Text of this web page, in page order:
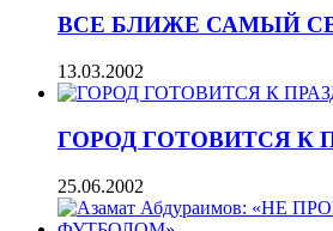
ВСЕ БЛИЖЕ САМЫЙ
13.03.2002
ГОРОД ГОТОВИТСЯ К
25.06.2002